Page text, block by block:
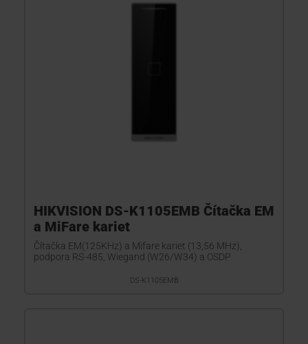
HIKVISION DS-K1105EMB Čítačka EM
a MiFare kariet
Čítačka EM(125KHz) a Mifare kariet (13,56 MHz),
podpora RS-485, Wiegand (W26/W34) a OSDP
DS-K1105EMB